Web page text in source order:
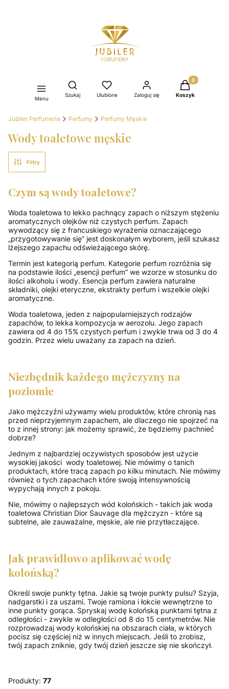
Menu
Otwórz wyszukiwarkę
Szukaj Ulubione Zaloguj się
Produkty w
Koszyk
Jubiler Perfumeria Perfumy Perfumy Męskie
Wody toaletowe męskie
Filtry
Czym są wody toaletowe?
Woda toaletowa to lekko pachnący zapach o niższym stężeniu
aromatycznych olejków niż czystych perfum. Zapach
wywodzący się z francuskiego wyrażenia oznaczającego
„przygotowywanie się” jest doskonałym wyborem, jeśli szukasz
lżejszego zapachu odświeżającego skórę.
Termin jest kategorią perfum. Kategorie perfum rozróżnia się
na podstawie ilości „esencji perfum” we wzorze w stosunku do
ilości alkoholu i wody. Esencja perfum zawiera naturalne
składniki, olejki eteryczne, ekstrakty perfum i wszelkie olejki
aromatyczne.
Woda toaletowa, jeden z najpopularniejszych rodzajów
zapachów, to lekka kompozycja w aerozolu. Jego zapach
zawiera od 4 do 15% czystych perfum i zwykle trwa od 3 do 4
godzin. Przez wielu uważany za zapach na dzień.
Niezbędnik każdego mężczyzny na
poziomie
Jako mężczyźni używamy wielu produktów, które chronią nas
przed nieprzyjemnym zapachem, ale dlaczego nie spojrzeć na
to z innej strony: jak możemy sprawić, że będziemy pachnieć
dobrze?
Jednym z najbardziej oczywistych sposobów jest użycie
wysokiej jakości wody toaletowej. Nie mówimy o tanich
produktach, które tracą zapach po kilku minutach. Nie mówimy
również o tych zapachach które swoją intensywnością
wypychają innych z pokoju.
Nie, mówimy o najlepszych wód kolońskich - takich jak woda
toaletowa Christian Dior Sauvage dla mężczyzn - które są
subtelne, ale zauważalne, męskie, ale nie przytłaczające.
Jak prawidłowo aplikować wodę
kolońską?
Określ swoje punkty tętna. Jakie są twoje punkty pulsu? Szyja,
nadgarstki i za uszami. Twoje ramiona i łokcie wewnętrzne to
inne punkty gorąca. Spryskaj wodę kolońską punktami tętna z
odległości - zwykle w odległości od 8 do 15 centymetrów. Nie
rozprowadzaj wody kolońskiej na obszarach ciała, w których
pocisz się częściej niż w innych miejscach. Jeśli to zrobisz,
twój zapach zniknie, gdy twój dzień jeszcze się nie skończył.
Produkty: 77